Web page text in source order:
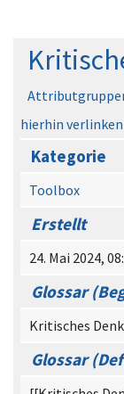
Wechseln zu:
hierhin verlinken
Kategorie
Toolbox
Erstellt
24. Mai 2024,
Glossar
Kritisches
Glossar